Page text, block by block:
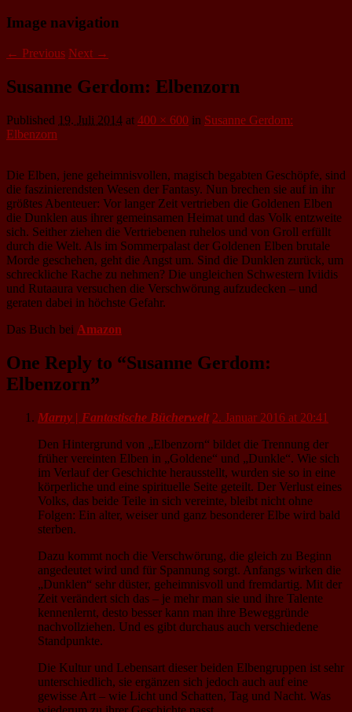
Image navigation
← Previous Next →
Susanne Gerdom: Elbenzorn
Published 19. Juli 2014 at 400 × 600 in Susanne Gerdom:
Elbenzorn
Die Elben, jene geheimnisvollen, magisch begabten Geschöpfe, sind
die faszinierendsten Wesen der Fantasy. Nun brechen sie auf in ihr
größtes Abenteuer: Vor langer Zeit vertrieben die Goldenen Elben
die Dunklen aus ihrer gemeinsamen Heimat und das Volk entzweite
sich. Seither ziehen die Vertriebenen ruhelos und von Groll erfüllt
durch die Welt. Als im Sommerpalast der Goldenen Elben brutale
Morde geschehen, geht die Angst um. Sind die Dunklen zurück, um
schreckliche Rache zu nehmen? Die ungleichen Schwestern Iviidis
und Rutaaura versuchen die Verschwörung aufzudecken – und
geraten dabei in höchste Gefahr.
Das Buch bei Amazon
One Reply to “Susanne Gerdom:
Elbenzorn”
Marny | Fantastische Bücherwelt 2. Januar 2016 at 20:41
Den Hintergrund von „Elbenzorn“ bildet die Trennung der
früher vereinten Elben in „Goldene“ und „Dunkle“. Wie sich
im Verlauf der Geschichte herausstellt, wurden sie so in eine
körperliche und eine spirituelle Seite geteilt. Der Verlust eines
Volks, das beide Teile in sich vereinte, bleibt nicht ohne
Folgen: Ein alter, weiser und ganz besonderer Elbe wird bald
sterben.
Dazu kommt noch die Verschwörung, die gleich zu Beginn
angedeutet wird und für Spannung sorgt. Anfangs wirken die
„Dunklen“ sehr düster, geheimnisvoll und fremdartig. Mit der
Zeit verändert sich das – je mehr man sie und ihre Talente
kennenlernt, desto besser kann man ihre Beweggründe
nachvollziehen. Und es gibt durchaus auch verschiedene
Standpunkte.
Die Kultur und Lebensart dieser beiden Elbengruppen ist sehr
unterschiedlich, sie ergänzen sich jedoch auch auf eine
gewisse Art – wie Licht und Schatten, Tag und Nacht. Was